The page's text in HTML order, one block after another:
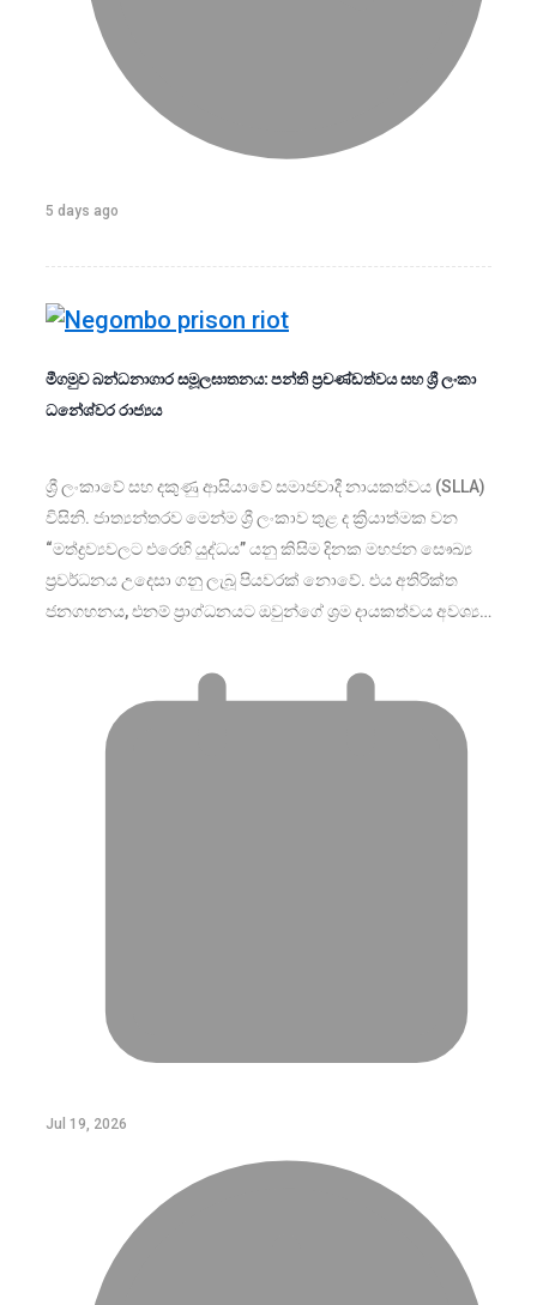
5 days ago
මීගමුව බන්ධනාගාර සමූලඝාතනය: පන්ති ප්‍රචණ්ඩත්වය සහ ශ්‍රී ලංකා
ධනේශ්වර රාජ්‍යය
ශ්‍රී ලංකාවේ සහ දකුණු ආසියාවේ සමාජවාදී නායකත්වය (SLLA)
විසිනි. ජාත්‍යන්තරව මෙන්ම ශ්‍රී ලංකාව තුළ ද ක්‍රියාත්මක වන
“මත්ද්‍රව්‍යවලට එරෙහි යුද්ධය” යනු කිසිම දිනක මහජන සෞඛ්‍ය
ප්‍රවර්ධනය උදෙසා ගනු ලැබූ පියවරක් නොවේ. එය අතිරික්ත
ජනගහනය, එනම් ප්‍රාග්ධනයට ඔවුන්ගේ ශ්‍රම දායකත්වය අවශ්‍ය…
Jul 19, 2026